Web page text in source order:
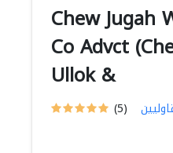
Chew Jugah
Co Advct
Ullok &
(5)